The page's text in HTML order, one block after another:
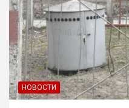
НОВОСТИ